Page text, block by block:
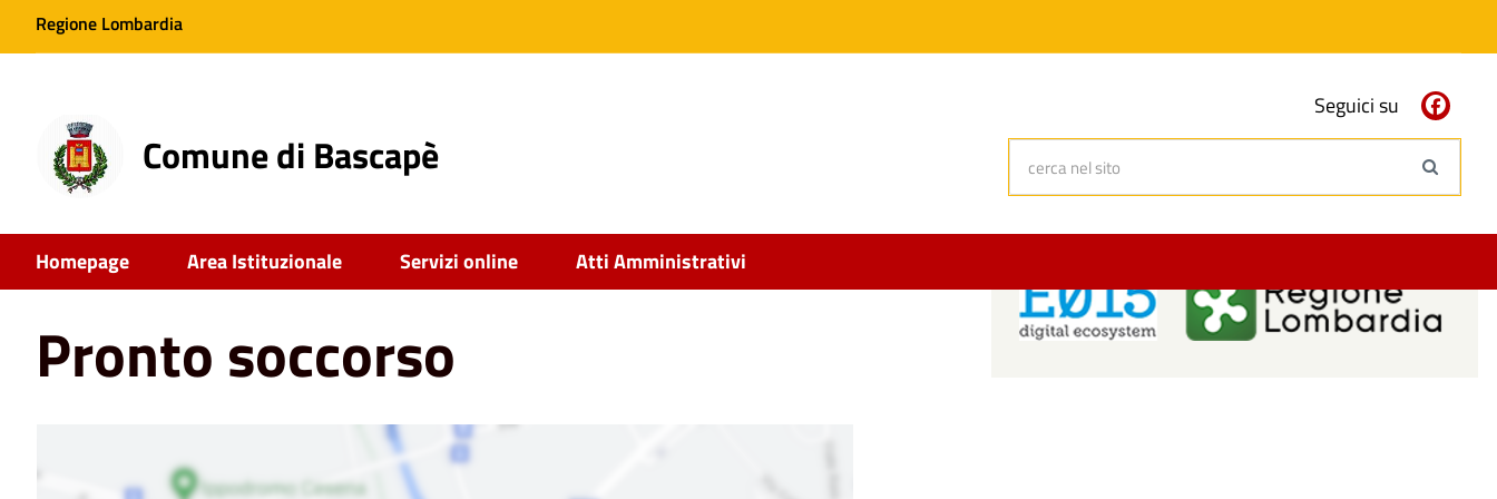
Regione Lombardia
Comune di Bascapè
Seguici su
Homepage Area Istituzionale Servizi online Atti Amministrativi
Home Punti di Interesse Pronto soccorso
Pronto soccorso